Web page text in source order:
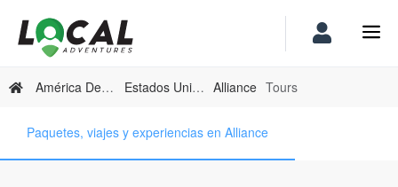
América Del Norte Estados Unidos Alliance Tours
Paquetes, viajes y experiencias en Alliance